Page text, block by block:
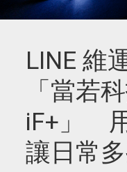
LINE 維
「當若
iF+」
讓日常